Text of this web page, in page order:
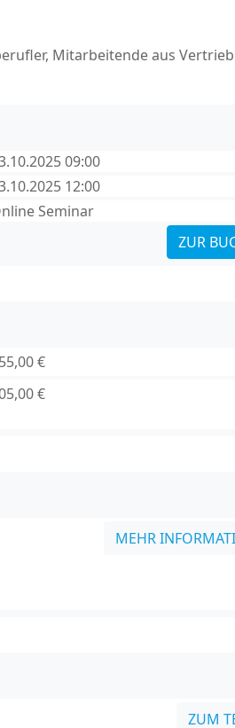
Mitarbeitende aus
09:00
12:00
Seminar
ZUR
€
€
MEHR
ZUM